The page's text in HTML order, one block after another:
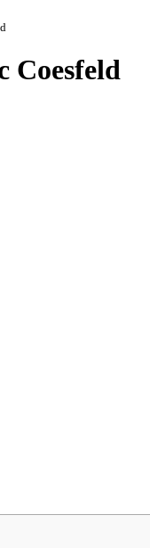
Coesfeld